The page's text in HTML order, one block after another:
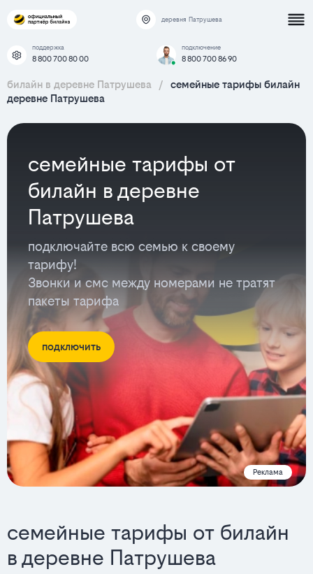
деревня Патрушева
поддержка
8 800 700 80 00
подключение
8 800 700 86 90
билайн в деревне Патрушева /
семейные тарифы билайн
деревне Патрушева
семейные тарифы от
билайн в деревне
Патрушева
подключайте всю семью к своему
тарифу!
Звонки и смс между номерами не тратят
пакеты тарифа
подключить
Реклама
семейные тарифы от билайн
в деревне Патрушева